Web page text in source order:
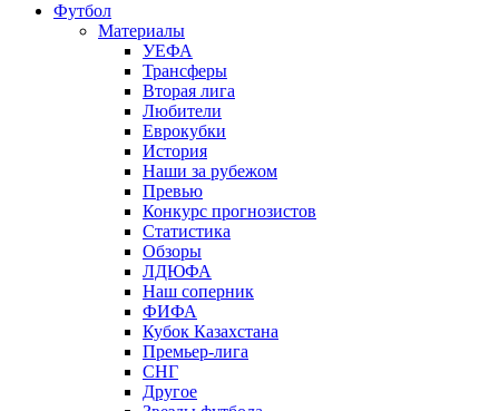
Футбол
Материалы
УЕФА
Трансферы
Вторая лига
Любители
Еврокубки
История
Наши за рубежом
Превью
Конкурс прогнозистов
Статистика
Обзоры
ЛДЮФА
Наш соперник
ФИФА
Кубок Казахстана
Премьер-лига
СНГ
Другое